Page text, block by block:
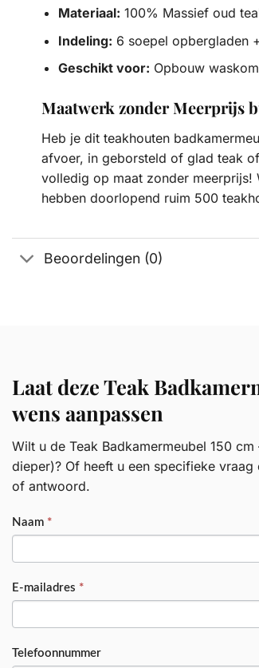
Materiaal: 100% Massief oud
Indeling: 6 soepel opbergladen
Geschikt voor: Opbouw
Maatwerk zonder Meerprijs
Heb je dit teakhouten
afvoer, in geborsteld of glad teak
volledig op maat zonder meerprijs!
hebben doorlopend ruim 500
Beoordelingen (0)
Laat deze Teak
wens aanpassen
Wilt u de Teak Badkamermeubel 150
dieper)? Of heeft u een specifieke
of antwoord.
PRODUCT
Naam *
E-mailadres *
Telefoonnummer